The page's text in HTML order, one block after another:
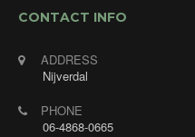
CONTACT INFO
ADDRESS
Nijverdal
PHONE
06-4868-0665